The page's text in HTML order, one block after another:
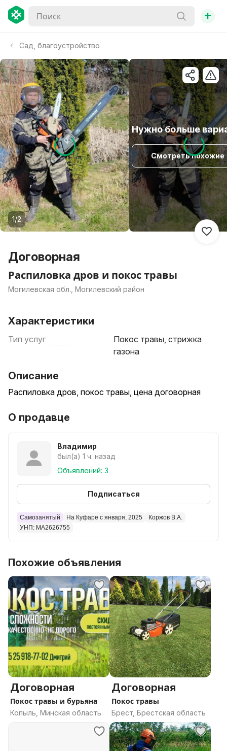
+
Сад, благоустройство
Нужно больше
Смотреть похожие
1/2
Договорная
Распиловка дров и покос травы
Могилевская обл., Могилевский район
Характеристики
Тип услуг
Покос травы, стрижка
газона
Описание
Распиловка дров, покос травы, цена договорная
О продавце
Владимир
был(а) 1 ч. назад
Объявлений: 3
Подписаться
Самозанятый На Куфаре с января, 2025
Коржов В.А.
УНП: MA2626755
Похожие объявления
Договорная
Покос травы и бурьяна
Копыль, Минская область
Договорная
Покос травы
Брест, Брестская область